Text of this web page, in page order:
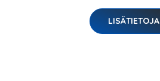
LISÄTIETOJA